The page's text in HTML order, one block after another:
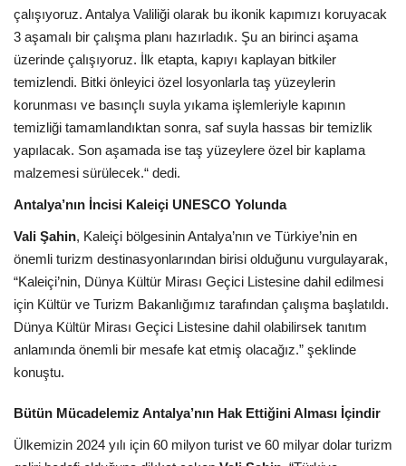
çalışıyoruz. Antalya Valiliği olarak bu ikonik kapımızı koruyacak
3 aşamalı bir çalışma planı hazırladık. Şu an birinci aşama
üzerinde çalışıyoruz. İlk etapta, kapıyı kaplayan bitkiler
temizlendi. Bitki önleyici özel losyonlarla taş yüzeylerin
korunması ve basınçlı suyla yıkama işlemleriyle kapının
temizliği tamamlandıktan sonra, saf suyla hassas bir temizlik
yapılacak. Son aşamada ise taş yüzeylere özel bir kaplama
malzemesi sürülecek.“ dedi.
Antalya’nın İncisi Kaleiçi UNESCO Yolunda
Vali Şahin, Kaleiçi bölgesinin Antalya’nın ve Türkiye’nin en
önemli turizm destinasyonlarından birisi olduğunu vurgulayarak,
“Kaleiçi’nin, Dünya Kültür Mirası Geçici Listesine dahil edilmesi
için Kültür ve Turizm Bakanlığımız tarafından çalışma başlatıldı.
Dünya Kültür Mirası Geçici Listesine dahil olabilirsek tanıtım
anlamında önemli bir mesafe kat etmiş olacağız.” şeklinde
konuştu.
Bütün Mücadelemiz Antalya’nın Hak Ettiğini Alması İçindir
Ülkemizin 2024 yılı için 60 milyon turist ve 60 milyar dolar turizm